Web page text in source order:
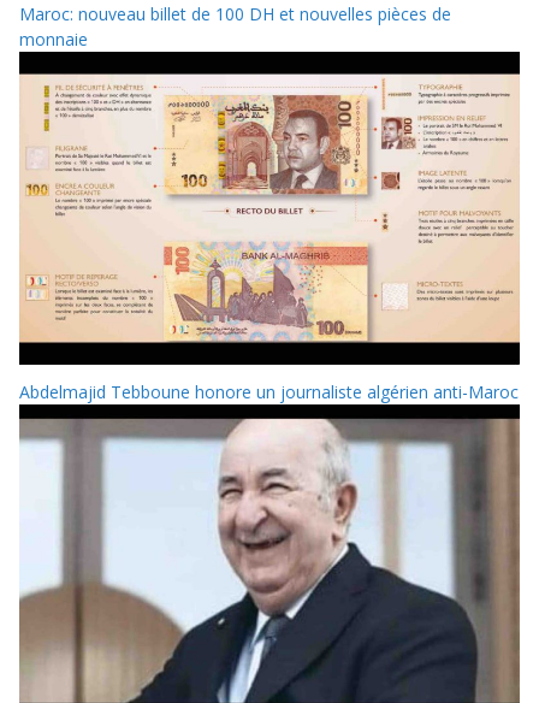
Maroc: nouveau billet de 100 DH et nouvelles pièces de
monnaie
Abdelmajid Tebboune honore un journaliste algérien anti-Maroc